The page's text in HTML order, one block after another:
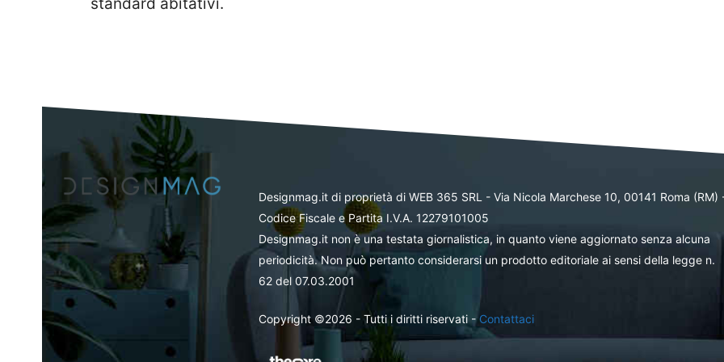
Designmag.it di proprietà di WEB 365 SRL - Via Nicola Marchese 10, 00141 Roma (RM)
Codice Fiscale e Partita I.V.A. 12279101005
Designmag.it non è una testata giornalistica, in quanto viene aggiornato senza alcuna
periodicità. Non può pertanto considerarsi un prodotto editoriale ai sensi della legge n.
62 del 07.03.2001
Copyright ©2026 - Tutti i diritti riservati -Contattaci